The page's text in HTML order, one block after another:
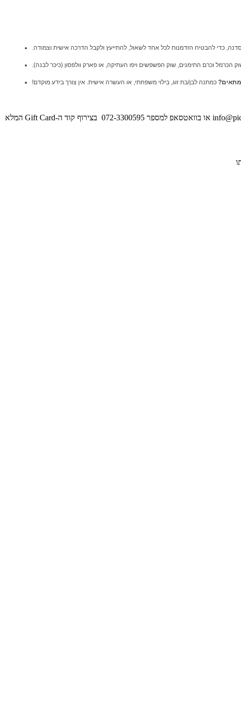
הכרמל וכרם התימנים, שוק הפשפשים ויפו העתיקה, או פארק וולפסון (כיכר לבנה).
מתאים? כמתנה לבן/בת זוג, בילוי משפחתי, או העשרה אישית. אין צורך בידע מוקדם!
או בוואטסאפ למספר 072-3300595 בצירוף קוד ה-Gift Card המלא